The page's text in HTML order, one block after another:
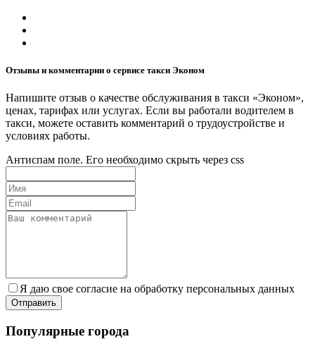
Отзывы и комментарии о сервисе такси Эконом
Напишите отзыв о качестве обслуживания в такси «Эконом»,
ценах, тарифах или услугах. Если вы работали водителем в
такси, можете оставить комментарий о трудоустройстве и
условиях работы.
Антиспам поле. Его необходимо скрыть через css
Я даю свое согласие на обработку персональных данных
Популярные города